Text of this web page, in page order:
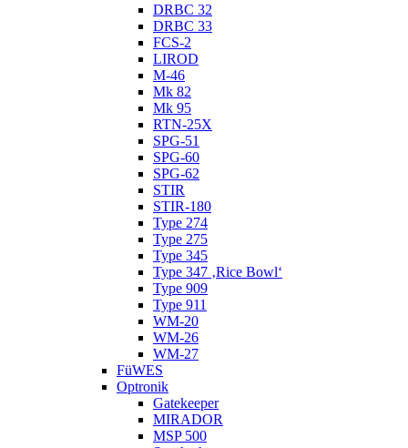
DRBC 32
DRBC 33
FCS-2
LIROD
M-46
Mk 82
Mk 95
RTN-25X
SPG-51
SPG-60
SPG-62
STIR
STIR-180
Type 274
Type 275
Type 345
Type 347 ‚Rice Bowl‘
Type 909
Type 911
WM-20
WM-26
WM-27
FüWES
Optronik
Gatekeeper
MIRADOR
MSP 500